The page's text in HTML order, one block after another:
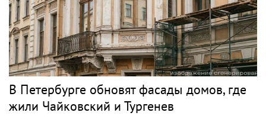
В Петербурге обновят фасады домов, где
жили Чайковский и Тургенев